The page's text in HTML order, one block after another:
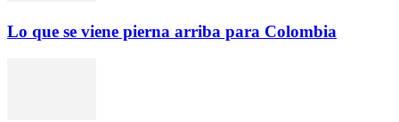
Lo que se viene pierna arriba para Colombia